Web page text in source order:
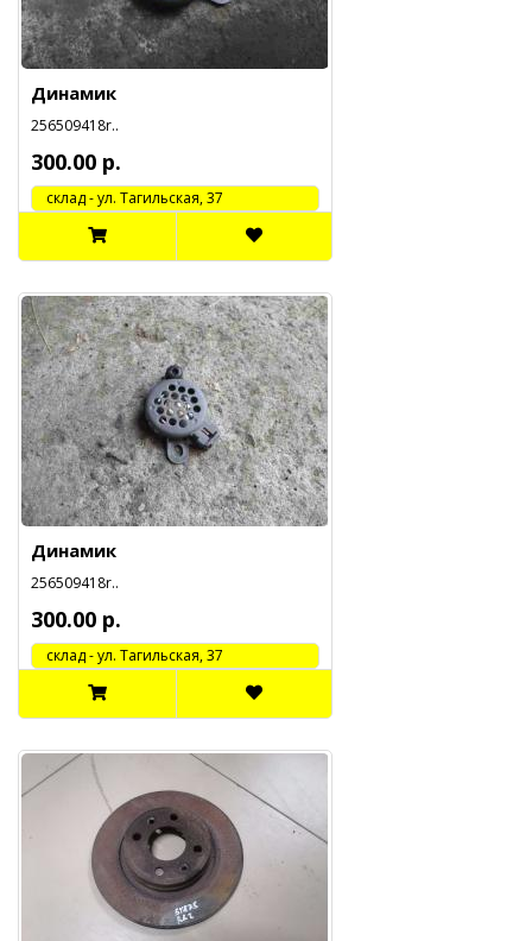
Динамик
256509418r..
300.00 р.
cклад - ул. Тагильская, 37
Динамик
256509418r..
300.00 р.
cклад - ул. Тагильская, 37